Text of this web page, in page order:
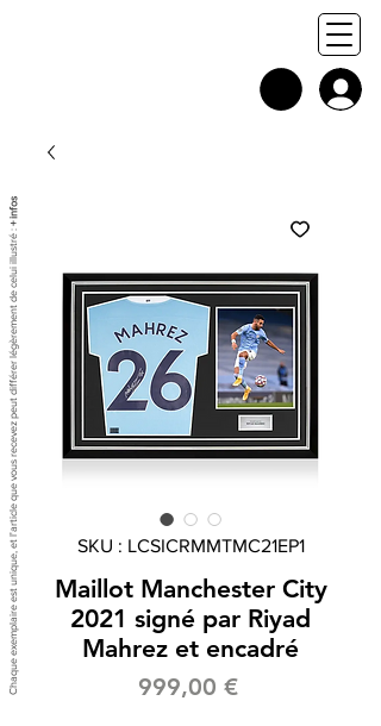
SKU : LCSICRMMTMC21EP1
Maillot Manchester City
2021 signé par Riyad
Mahrez et encadré
999,00 €Prix
Chaque exemplaire est unique, et l'article que vous recevez peut différer légèrement de celui illustré :
+ infos